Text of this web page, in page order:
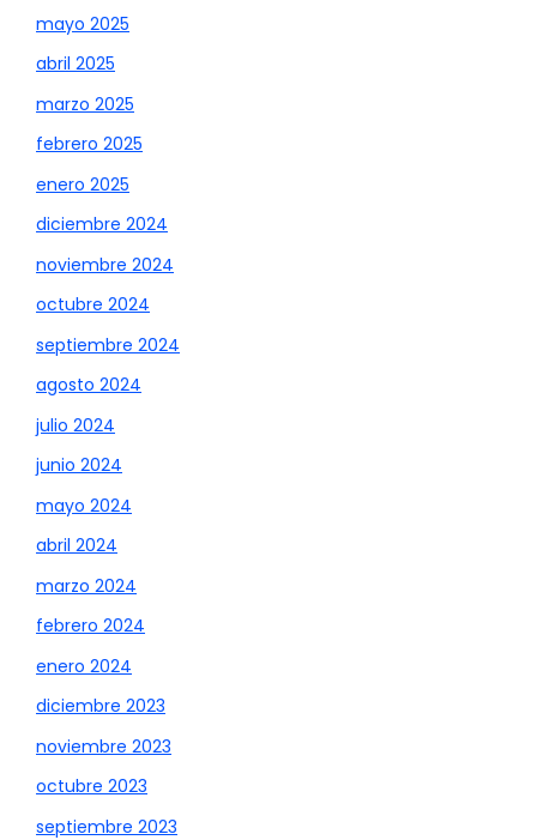
mayo 2025
abril 2025
marzo 2025
febrero 2025
enero 2025
diciembre 2024
noviembre 2024
octubre 2024
septiembre 2024
agosto 2024
julio 2024
junio 2024
mayo 2024
abril 2024
marzo 2024
febrero 2024
enero 2024
diciembre 2023
noviembre 2023
octubre 2023
septiembre 2023